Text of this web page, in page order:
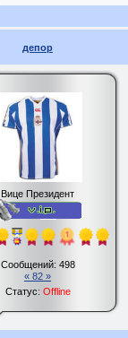
депор
Вице Президент
Сообщений: 498
« 82 »
Статус: Offline